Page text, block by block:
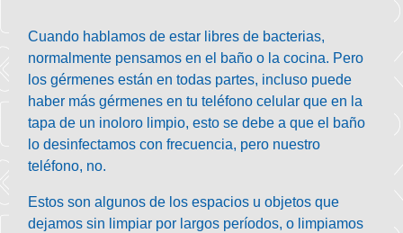
Cuando hablamos de estar libres de bacterias,
normalmente pensamos en el baño o la cocina. Pero
los gérmenes están en todas partes, incluso puede
haber más gérmenes en tu teléfono celular que en la
tapa de un inoloro limpio, esto se debe a que el baño
lo desinfectamos con frecuencia, pero nuestro
teléfono, no.
Estos son algunos de los espacios u objetos que
dejamos sin limpiar por largos períodos, o limpiamos